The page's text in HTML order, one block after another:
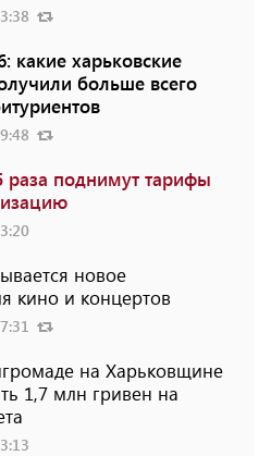
какие харьковские
больше всего
раза поднимут тарифы
новое
кино и концертов
на Харьковщине
1,7 млн ​​гривен на